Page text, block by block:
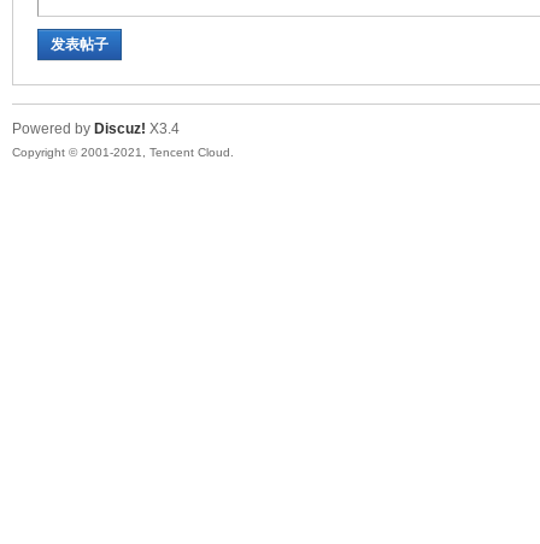
发表帖子
Powered by Discuz! X3.4
Copyright © 2001-2021, Tencent Cloud.